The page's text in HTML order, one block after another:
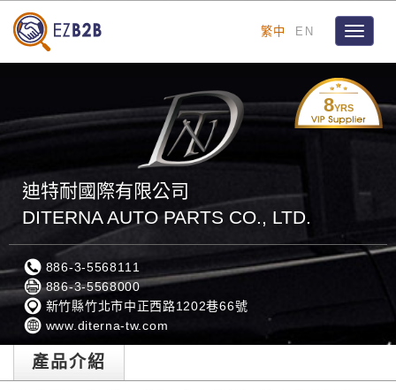
繁中 EN
Toggle
8YRS
迪特耐國際有限公司
DITERNA AUTO PARTS CO., LTD.
886-3-5568111
886-3-5568000
新竹縣竹北市中正西路1202巷66號
www.diterna-tw.com
產品介紹